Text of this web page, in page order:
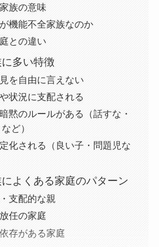
族の意味
機能不全家族なのか
との違い
多い特徴
を自由に言えない
状況に支配される
黙のルールがある（話すな・
ど）
化される（良い子・問題児な
よくある家庭のパターン
支配的な親
任の家庭
存がある家庭